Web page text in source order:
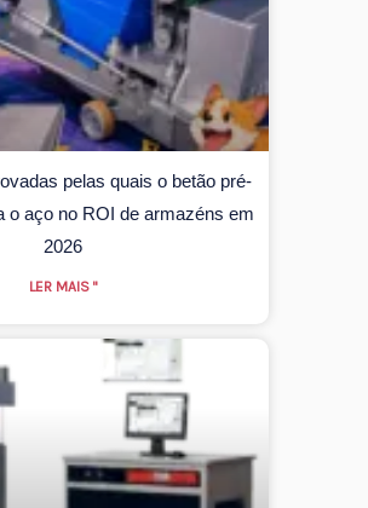
pelas quais o betão pré-
o aço no ROI de armazéns em
2026
LER MAIS "